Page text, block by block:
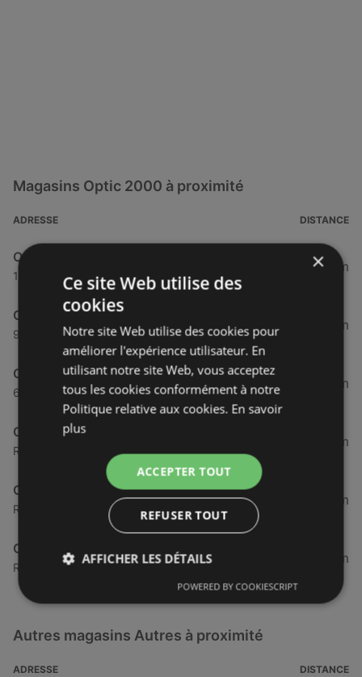
Magasins Optic 2000 à proximité
ADRESSE DISTANCE
Optic 2000
18 Rue Henri Provostic, 29830 Ploudalmézeau
33,6 km
Optic 2000
9 Rue Saint Yves, 29290 Saint-Renan
35,01 km
Optic 2000
62 Rue du Siam, 29200 Brest
45,46 km
Optic 2000
Rue du Verger, 29880 Plouguerneau
46,52 km
Optic 2000
Route de Gouesnou, 29200 Brest
46,57 km
Optic 2000
Route de Gouesnou, 29200 Brest
46,57 km
Autres magasins Autres à proximité
ADRESSE DISTANCE
×
Ce site Web utilise des
cookies
Notre site Web utilise des cookies pour
améliorer l'expérience utilisateur. En
utilisant notre site Web, vous acceptez
tous les cookies conformément à notre
Politique relative aux cookies. En savoir
plus
ACCEPTER TOUT
REFUSER TOUT
AFFICHER LES DÉTAILS
POWERED BY COOKIESCRIPT